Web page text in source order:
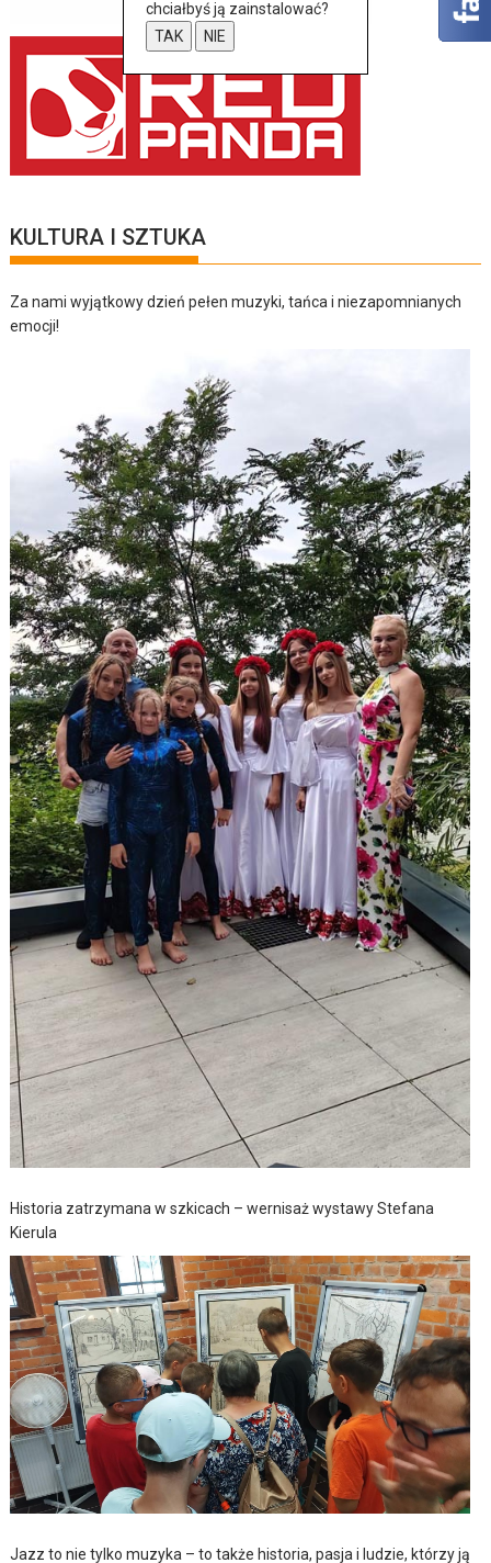
KULTURA I SZTUKA
Za nami wyjątkowy dzień pełen muzyki, tańca i niezapomnianych
emocji!
Historia zatrzymana w szkicach – wernisaż wystawy Stefana
Kierula
Jazz to nie tylko muzyka – to także historia, pasja i ludzie, którzy ją
chciałbyś ją zainstalować?
TAK
NIE